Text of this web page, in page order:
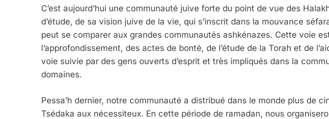
C’est aujourd’hui une communauté juive forte du point de vue des
d’étude, de sa vision juive de la vie, qui s’inscrit dans la mouvance
peut se comparer aux grandes communautés ashkénazes. Cette voie
l’approfondissement, des actes de bonté, de l’étude de la Torah et de
voie suivie par des gens ouverts d’esprit et très impliqués dans la
domaines.
Pessa’h dernier, notre communauté a distribué dans le monde plus de
Tsédaka aux nécessiteux. En cette période de ramadan, nous